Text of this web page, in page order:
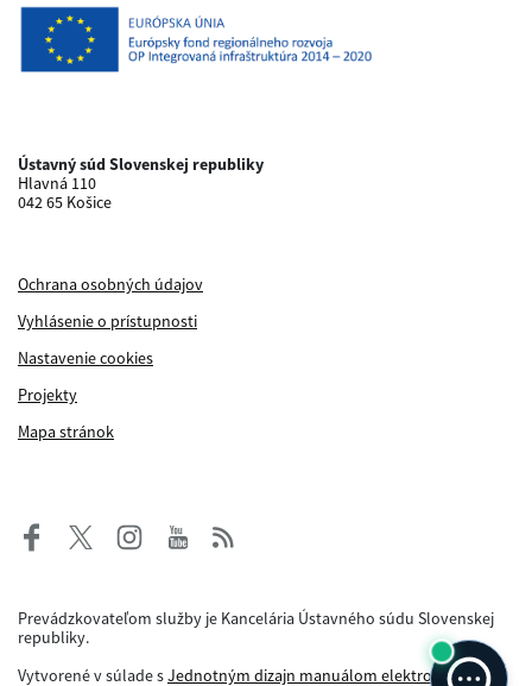
Ústavný súd Slovenskej republiky
Hlavná 110
042 65 Košice
Ochrana osobných údajov
Vyhlásenie o prístupnosti
Nastavenie cookies
Projekty
Mapa stránok
Prevádzkovateľom služby je Kancelária Ústavného súdu Slovenskej
republiky.
Vytvorené v súlade sJednotným dizajn manuálom elektronických